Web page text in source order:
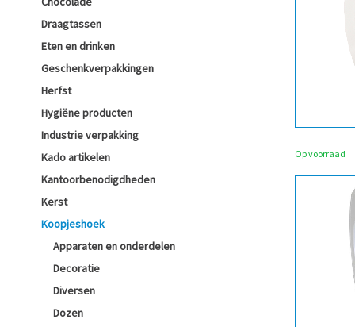
Draagtassen
Eten en drinken
Geschenkverpakkingen
Herfst
Hygiëne producten
Industrie verpakking
Kado artikelen
Kantoorbenodigdheden
Kerst
Koopjeshoek
Apparaten en onderdelen
Decoratie
Diversen
Dozen
Op voorraad